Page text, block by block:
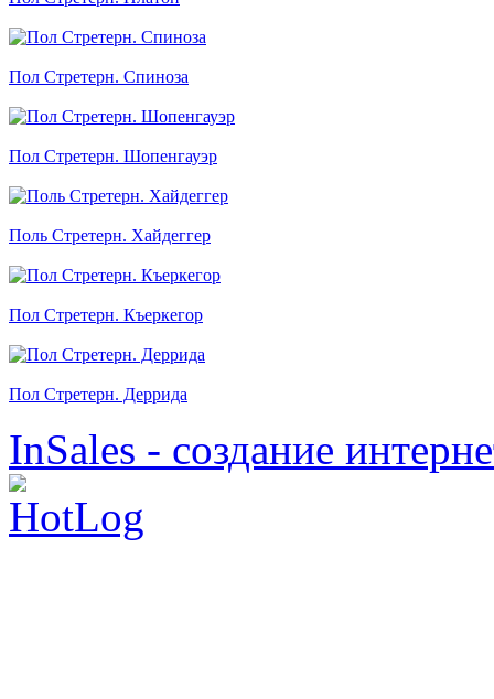
Пол Стретерн. Спиноза
Пол Стретерн. Шопенгауэр
Поль Стретерн. Хайдеггер
Пол Стретерн. Къеркегор
Пол Стретерн. Деррида
InSales - создание